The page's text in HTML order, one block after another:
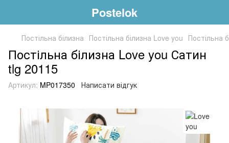
Postelok
Постільна білизна Постільна білизна Love you Постільна
Постільна білизна Love you Сатин
tlg 20115
Артикул: MP017350 Написати відгук